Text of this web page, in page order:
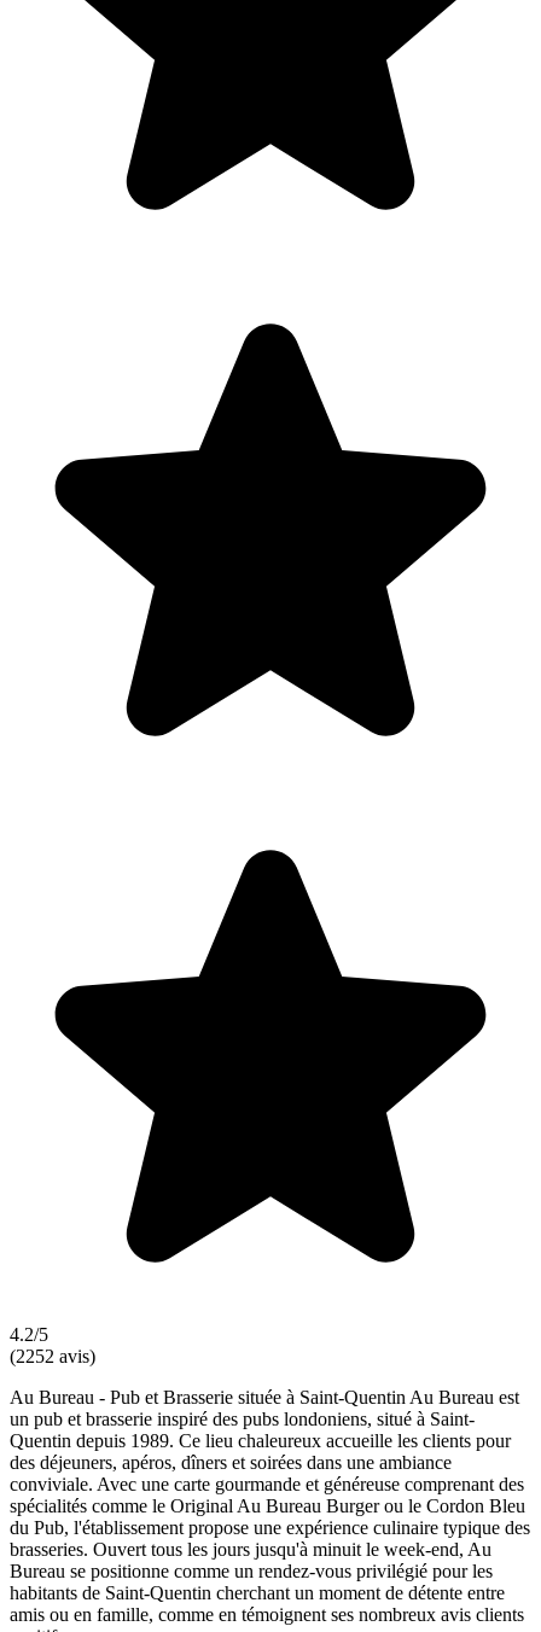
4.2/5
(2252 avis)
Au Bureau - Pub et Brasserie située à Saint-Quentin Au Bureau est
un pub et brasserie inspiré des pubs londoniens, situé à Saint-
Quentin depuis 1989. Ce lieu chaleureux accueille les clients pour
des déjeuners, apéros, dîners et soirées dans une ambiance
conviviale. Avec une carte gourmande et généreuse comprenant des
spécialités comme le Original Au Bureau Burger ou le Cordon Bleu
du Pub, l'établissement propose une expérience culinaire typique des
brasseries. Ouvert tous les jours jusqu'à minuit le week-end, Au
Bureau se positionne comme un rendez-vous privilégié pour les
habitants de Saint-Quentin cherchant un moment de détente entre
amis ou en famille, comme en témoignent ses nombreux avis clients